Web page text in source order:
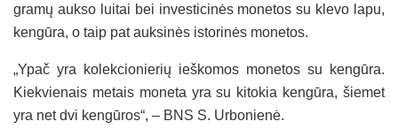
gramų aukso luitai bei investicinės monetos su klevo lapu,
kengūra, o taip pat auksinės istorinės monetos.
„Ypač yra kolekcionierių ieškomos monetos su kengūra.
Kiekvienais metais moneta yra su kitokia kengūra, šiemet
yra net dvi kengūros“, – BNS S. Urbonienė.